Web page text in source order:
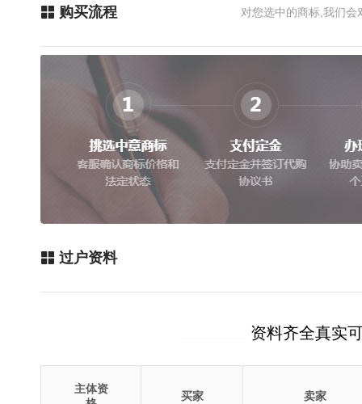
购买流程 对您选中的商标,我们会
过户资料
资料齐全真实
主体资
买家 卖家